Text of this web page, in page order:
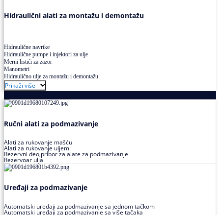
Hidraulični alati za montažu i demontažu
Hidraulične navrtke
Hidraulične pumpe i injektori za ulje
Merni listići za zazor
Manometri
Hidraulično ulje za montažu i demontažu
Prikaži više
Ručni alati za podmazivanje
Alati za rukovanje mašću
Alati za rukovanje uljem
Rezervni deo,pribor za alate za podmazivanje
Rezervoar ulja
Uređaji za podmazivanje
Automatski uređaji za podmazivanje sa jednom tačkom
Automatski uređaji za podmazivanje sa više tačaka